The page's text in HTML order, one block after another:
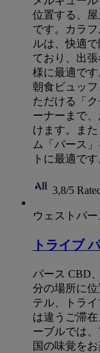
位置する、
です。カラ
ルは、快適
ており、出
様に最適で
朝食ビュッ
ただける「
ーナーまで
けます。ま
ム「パース
トに最適です
3,8/5
ウェストパ
トライブ
パース CBD
分の場所に
テル、トラ
は違うご滞
ーブルでは
国の味覚を